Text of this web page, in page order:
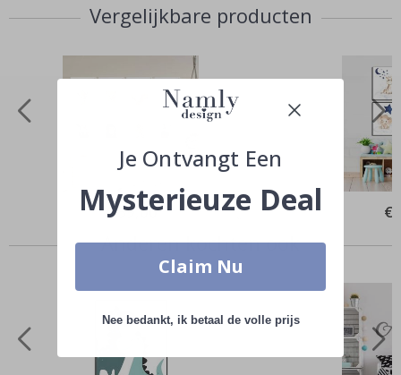
Vergelijkbare producten
Special
Price
€ 59,00 €
Anderen kochten ook
Je Ontvangt Een
Mysterieuze Deal
Claim Nu
Nee bedankt, ik betaal de volle prijs